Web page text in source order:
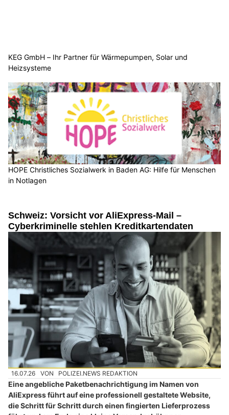
KEG GmbH – Ihr Partner für Wärmepumpen, Solar und
Heizsysteme
HOPE Christliches Sozialwerk in Baden AG: Hilfe für Menschen
in Notlagen
Schweiz: Vorsicht vor AliExpress-Mail –
Cyberkriminelle stehlen Kreditkartendaten
16.07.26 VON POLIZEI.NEWS REDAKTION
Eine angebliche Paketbenachrichtigung im Namen von
AliExpress führt auf eine professionell gestaltete Website,
die Schritt für Schritt durch einen fingierten Lieferprozess